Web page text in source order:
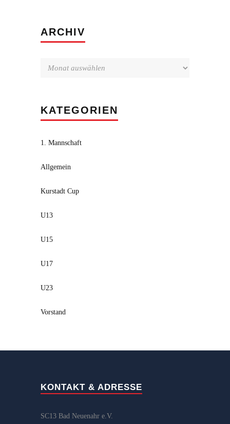
ARCHIV
KATEGORIEN
1. Mannschaft
Allgemein
Kurstadt Cup
U13
U15
U17
U23
Vorstand
KONTAKT & ADRESSE
SC13 Bad Neuenahr e.V.